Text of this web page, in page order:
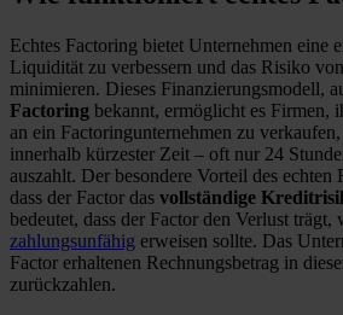
Echtes Factoring bietet Unternehmen eine
Liquidität zu verbessern und das Risiko
minimieren. Dieses Finanzierungsmodell,
Factoring bekannt, ermöglicht es Firmen,
an ein Factoringunternehmen zu
innerhalb kürzester Zeit – oft nur 24
auszahlt. Der besondere Vorteil des echten
dass der Factor das vollständige
bedeutet, dass der Factor den Verlust trägt,
zahlungsunfähig erweisen sollte. Das
Factor erhaltenen Rechnungsbetrag in
zurückzahlen.